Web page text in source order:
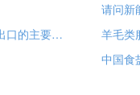
因论文需要，想要了解广东省纺织品类出口的主要市场，具体的出口额为多少，不同贸易方式出口额多少占比多少。蟹蟹！？
羊毛类
中国食